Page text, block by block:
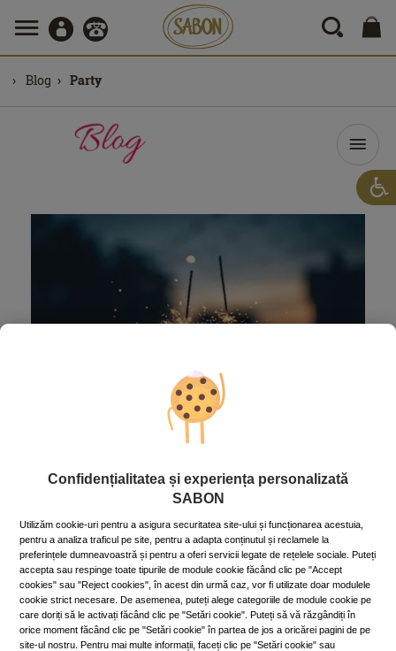
Blog Party
Stil de viaţă
Petrecere în doi
22 December 2020
~10 min.
Distanțarea socială poate fi un bun pretext pentru a-ți
petrece o seară de sărbătoare doar cu partenerul tău,
pentru a uita de lume și pentru a reînvăța, dacă este
necesar, să vă priviți în ochi.
Mai mult »
Confidențialitatea și experiența personalizată
SABON
Utilizăm cookie-uri pentru a asigura securitatea site-ului și funcționarea acestuia,
pentru a analiza traficul pe site, pentru a adapta conținutul și reclamele la
preferințele dumneavoastră și pentru a oferi servicii legate de rețelele sociale. Puteți
accepta sau respinge toate tipurile de module cookie făcând clic pe "Accept
cookies" sau "Reject cookies", în acest din urmă caz, vor fi utilizate doar modulele
cookie strict necesare. De asemenea, puteți alege categoriile de module cookie pe
care doriți să le activați făcând clic pe "Setări cookie". Puteți să vă răzgândiți în
orice moment făcând clic pe "Setări cookie" în partea de jos a oricărei pagini de pe
site-ul nostru. Pentru mai multe informații, faceți clic pe "Setări cookie" sau